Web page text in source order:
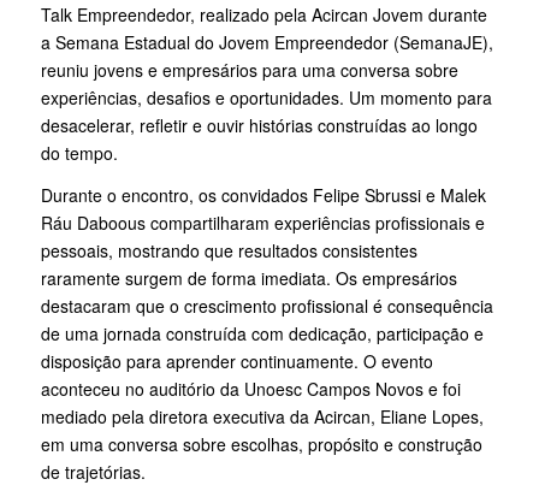
Talk Empreendedor, realizado pela Acircan Jovem durante
a Semana Estadual do Jovem Empreendedor (SemanaJE),
reuniu jovens e empresários para uma conversa sobre
experiências, desafios e oportunidades. Um momento para
desacelerar, refletir e ouvir histórias construídas ao longo
do tempo.
Durante o encontro, os convidados Felipe Sbrussi e Malek
Ráu Daboous compartilharam experiências profissionais e
pessoais, mostrando que resultados consistentes
raramente surgem de forma imediata. Os empresários
destacaram que o crescimento profissional é consequência
de uma jornada construída com dedicação, participação e
disposição para aprender continuamente. O evento
aconteceu no auditório da Unoesc Campos Novos e foi
mediado pela diretora executiva da Acircan, Eliane Lopes,
em uma conversa sobre escolhas, propósito e construção
de trajetórias.